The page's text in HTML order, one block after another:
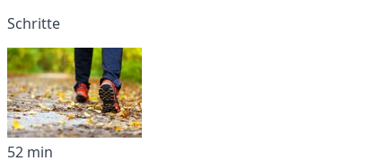
Schritte
52 min